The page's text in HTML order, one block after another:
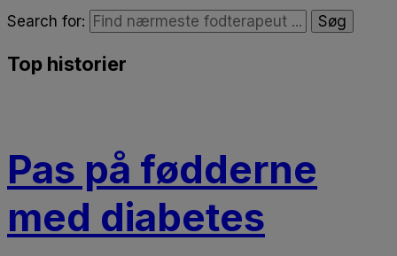
Search for:
Top historier
Pas på fødderne
med diabetes